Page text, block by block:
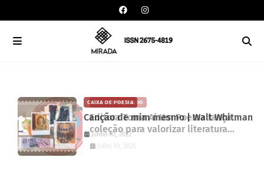
CARLOS MACHADO
Editora Toma Aí Um Poema lança
coleção para valorizar literatura
paranaense
julho 10, 2025
CAIXA DE POESIA
Canção de mim mesmo | Walt Whitman
junho 10, 2022